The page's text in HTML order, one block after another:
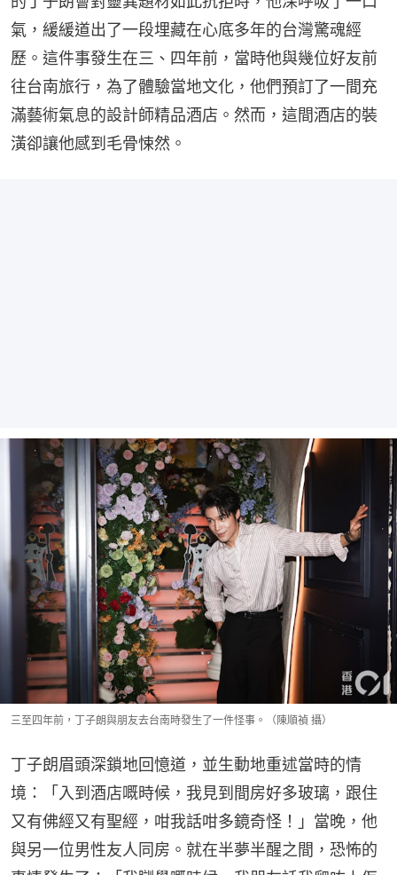
氣，緩緩道出了一段埋藏在心底多年的台灣驚魂經
歷。這件事發生在三、四年前，當時他與幾位好友前
往台南旅行，為了體驗當地文化，他們預訂了一間充
滿藝術氣息的設計師精品酒店。然而，這間酒店的裝
潢卻讓他感到毛骨悚然。
三至四年前，丁子朗與朋友去台南時發生了一件怪事。（陳順禎 攝）
丁子朗眉頭深鎖地回憶道，並生動地重述當時的情
境：「入到酒店嘅時候，我見到間房好多玻璃，跟住
又有佛經又有聖經，咁我話咁多鏡奇怪！」當晚，他
與另一位男性友人同房。就在半夢半醒之間，恐怖的